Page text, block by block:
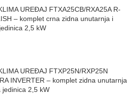
UREĐAJ FTXA25CB/RXA25A R-
– komplet crna zidna unutarnja i
2,5 kW
UREĐAJ FTXP25N/RXP25N
INVERTER – komplet zidna unutarnja
jedinica 2,5 kW